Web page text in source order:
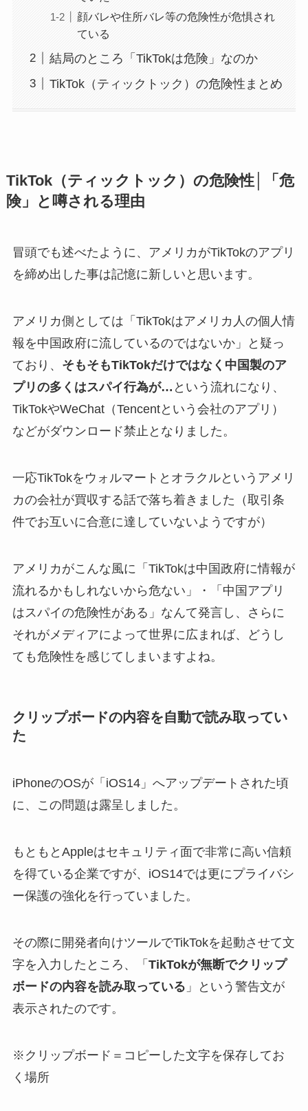
顔バレや住所バレ等の危険性が危惧され
ている
結局のところ「TikTokは危険」なのか
TikTok（ティックトック）の危険性まとめ
TikTok（ティックトック）の危険性│「危
険」と噂される理由
冒頭でも述べたように、アメリカがTikTokのアプリ
を締め出した事は記憶に新しいと思います。
アメリカ側としては「TikTokはアメリカ人の個人情
報を中国政府に流しているのではないか」と疑っ
ており、 そもそもTikTokだけではなく中国製のア
プリの多くはスパイ行為が… という流れになり、
TikTokやWeChat（Tencentという会社のアプリ）
などがダウンロード禁止となりました。
一応TikTokをウォルマートとオラクルというアメリ
カの会社が買収する話で落ち着きました（取引条
件でお互いに合意に達していないようですが）
アメリカがこんな風に「TikTokは中国政府に情報が
流れるかもしれないから危ない」・「中国アプリ
はスパイの危険性がある」なんて発言し、さらに
それがメディアによって世界に広まれば、どうし
ても危険性を感じてしまいますよね。
クリップボードの内容を自動で読み取ってい
た
iPhoneのOSが「iOS14」へアップデートされた頃
に、この問題は露呈しました。
もともとAppleはセキュリティ面で非常に高い信頼
を得ている企業ですが、iOS14では更にプライバシ
ー保護の強化を行っていました。
その際に開発者向けツールでTikTokを起動させて文
字を入力したところ、「 TikTokが無断でクリップ
ボードの内容を読み取っている 」という警告文が
表示されたのです。
※クリップボード＝コピーした文字を保存してお
く場所